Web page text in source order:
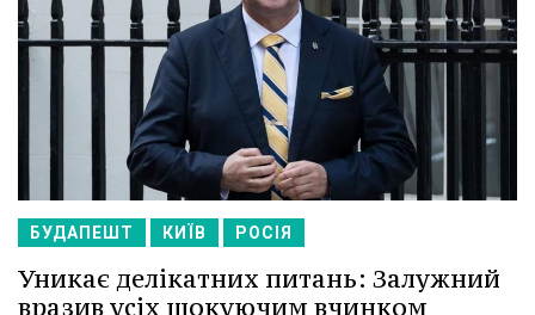
БУДАПЕШТ КИЇВ РОСІЯ
Уникає делікатних питань: Залужний
вразив усіх шокуючим вчинком